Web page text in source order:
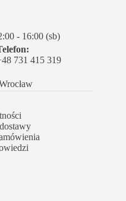
- 16:00 (sb)
731 415 319